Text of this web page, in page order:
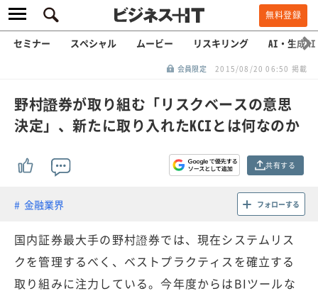
無料登録
セミナー スペシャル ムービー リスキリング AI・生成AI
会員限定 2015/08/20 06:50 掲載
野村證券が取り組む「リスクベースの意思
決定」、新たに取り入れたKCIとは何なのか
共有する
金融業界 フォローする
国内証券最大手の野村證券では、現在システムリス
クを管理するべく、ベストプラクティスを確立する
取り組みに注力している。今年度からはBIツールな